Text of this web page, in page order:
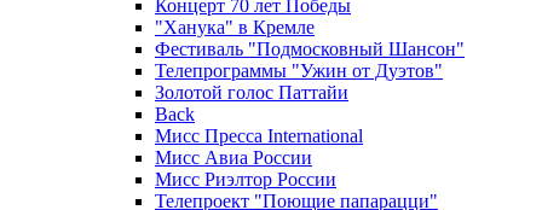
Концерт 70 лет Победы
"Ханука" в Кремле
Фестиваль "Подмосковный Шансон"
Телепрограммы "Ужин от Дуэтов"
Золотой голос Паттайи
Back
Мисс Пресса International
Мисс Авиа России
Мисс Риэлтор России
Телепроект "Поющие папарацци"